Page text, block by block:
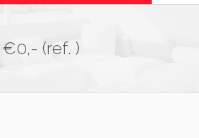
€0,- (ref. )